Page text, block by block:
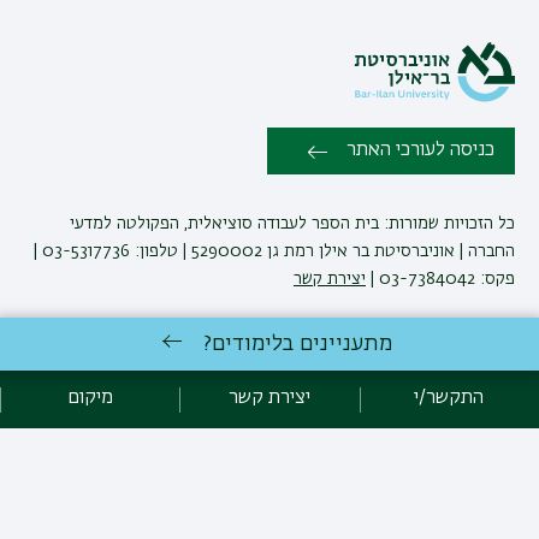
כניסה לעורכי האתר
כל הזכויות שמורות: בית הספר לעבודה סוציאלית, הפקולטה למדעי
פקס: 03-7384042 |
יצירת קשר
לימודי עבודה סוציאלית באוניברסיטת בר-אילן
הצהרת נגישות
מדיניות פרטיות
מתעניינים בלימודים?
התקשר/י יצירת קשר מיקום